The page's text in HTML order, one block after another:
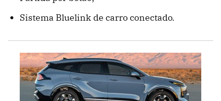
Sistema Bluelink de carro conectado.